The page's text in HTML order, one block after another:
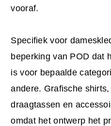
vooraf.
Specifiek voor
beperking van POD dat
is voor bepaalde
andere. Grafische
draagtassen en
omdat het ontwerp het